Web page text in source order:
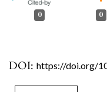
DOI: https://doi.org/
0 0